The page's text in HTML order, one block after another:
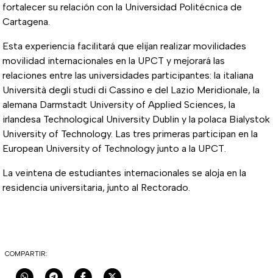
fortalecer su relación con la Universidad Politécnica de
Cartagena.
Esta experiencia facilitará que elijan realizar movilidades
movilidad internacionales en la UPCT y mejorará las
relaciones entre las universidades participantes: la italiana
Università degli studi di Cassino e del Lazio Meridionale, la
alemana Darmstadt University of Applied Sciences, la
irlandesa Technological University Dublin y la polaca Bialystok
University of Technology. Las tres primeras participan en la
European University of Technology junto a la UPCT.
La veintena de estudiantes internacionales se aloja en la
residencia universitaria, junto al Rectorado.
COMPARTIR: